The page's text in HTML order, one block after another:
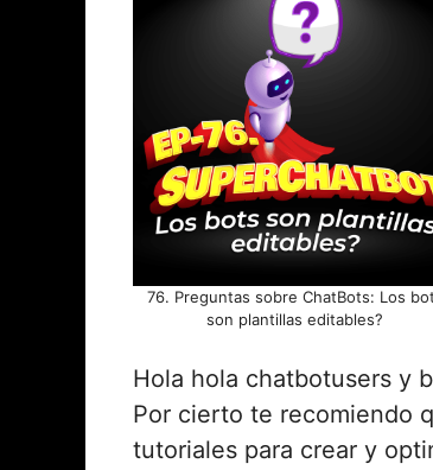
76. Preguntas sobre ChatBots: Los
son plantillas editables?
Hola hola chatbotusers y
Por cierto te recomiendo
tutoriales para crear y